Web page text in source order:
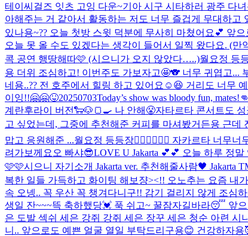
테이씨걸즈 잇츠 고잉 다운~기아 시구 시타하러 광주 다
아해주는 거 같아서 활동하는 저도 너무 즐겁게 무대하
있나용~?? 오늘 첫방 스윗 덕분에 무사히 마쳤어요💕 앞으
오늘 못 올 수도 있겠다는 생각이 들어서 일찍 왔다요. (
콕 공연 행땅해따🩷 (시으니가 오지 않았다…..)월요정 등
용 더위 조심하고! 이번주도 가보자고🤩🐨 너무 귀엽고...
네용..?? 전 호주에서 힐링 하고 있어요☺️😆 거리도 너무
이잉!!🤗🤗😝20250703Today’s show was bloody fun, mates!👊
계란후라이 버전🐑🐶🍞🍳 나 안해😤자타르타 콘서트도
고 싶었는데, 그중에 추천해준 커피를 마셔봤거든용 근
맙고 응원해준 ...월요정 등등장🧚🏻‍♀️🧚🏻‍♀️ 자카르타 너무
려가보께요오 빠샤😎LOVE U Jakarta 💕💕 오늘 하루 정
🩷🩷시으니 자기소개 Jakarta ver. 추천해줄사람🖤 Jakarta
복한 일들 가득하고 화이팅 해보쟝><!! 오노추는 요즘 내
속 오넹.. 꼭 우산 꼭 챙겨다니구!! 감기 걸리지 않게 조심
생일 잔~~~뜩 축하했당💓 푹 쉬고~ 꿀잠자길바라😴 앞
은 도발 섹쉬 세은 강쥐 강쥐 세은 장꾸 세은 청순 아련
니.. 앞으로도 예쁜 얼굴 열일 부탁드리구용😊 건강하자